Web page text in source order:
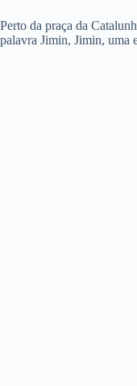
Perto da praça da
palavra Jimin, Jimin, uma